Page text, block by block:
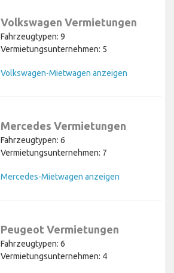
Volkswagen Vermietungen
Fahrzeugtypen: 9
Vermietungsunternehmen: 5
Volkswagen-Mietwagen anzeigen
Mercedes Vermietungen
Fahrzeugtypen: 6
Vermietungsunternehmen: 7
Mercedes-Mietwagen anzeigen
Peugeot Vermietungen
Fahrzeugtypen: 6
Vermietungsunternehmen: 4